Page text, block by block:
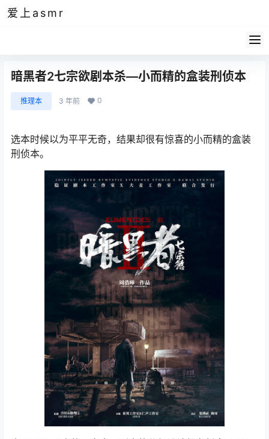
爱上asmr
暗黑者2七宗欲剧本杀—小而精的盒装刑侦本
推理本 3 年前 0
选本时候以为平平无奇，结果却很有惊喜的小而精的盒装
刑侦本。